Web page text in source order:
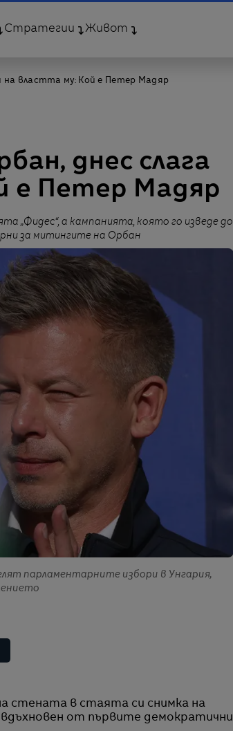
Стратегии Живот
на властта му: Кой е Петер Мадяр
днес слага
е Петер Мадяр
„Фидес“, а кампанията, която го изведе до
за митингите на Орбан
парламентарните избори в Унгария,
от първите демократични